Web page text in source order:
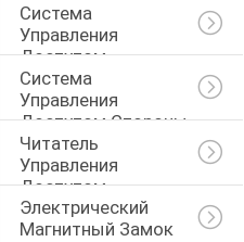
Система
Управления
Доступом
Отпечатка Пальцев
Система
Управления
Доступом Стороны
Читатель
Управления
Доступом
Электрический
Магнитный Замок